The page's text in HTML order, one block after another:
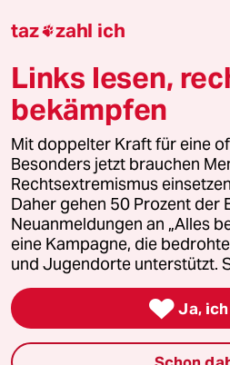
Downloads für Abonnierende
© 2026 taz Verlags und Vertriebs
Alle Rechte vorbehalten. Bei rechtlichen
wenden Sie sich bitte an lizenzen@taz.de
Feedback Redaktionsstatut
Leitlinie Informant
Seitenwende Einwilligungen
taz zahl ich
Links lesen,
bekämpfen
Mit doppelter Kraft für eine
Besonders jetzt brauchen
Rechtsextremismus
Daher gehen 50 Prozent der
Neuanmeldungen an „Alles
eine Kampagne, die
und Jugendorte unterstützt.
 Ja,